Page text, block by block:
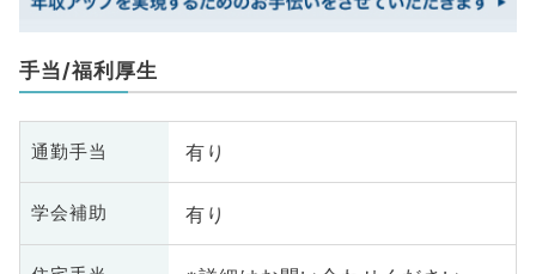
手当/福利厚生
通勤手当 有り
学会補助 有り